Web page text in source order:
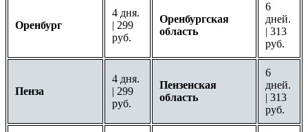
Оренбург
4 дня.
| 299
руб.
Оренбургская
область
6
дней.
| 313
руб.
Пенза
4 дня.
| 299
руб.
Пензенская
область
6
дней.
| 313
руб.